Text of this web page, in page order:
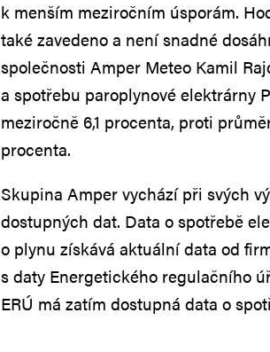
k menším meziročním úsporám.
také zavedeno a není snadné
společnosti Amper Meteo Kamil
a spotřebu paroplynové elektrárny
meziročně 6,1 procenta, proti
procenta.
Skupina Amper vychází při svých
dostupných dat. Data o spotřebě
o plynu získává aktuální data od
s daty Energetického regulačního
ERÚ má zatím dostupná data o